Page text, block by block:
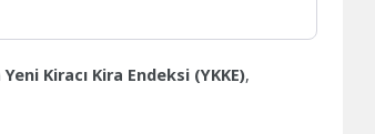
Yeni Kiracı Kira Endeksi (YKKE),